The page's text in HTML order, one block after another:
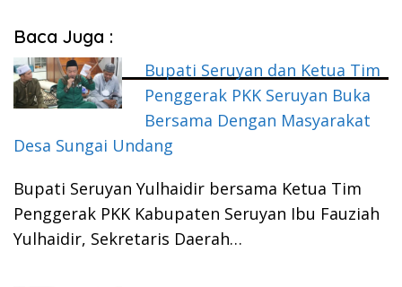
Baca Juga :
Bupati Seruyan dan Ketua Tim
Penggerak PKK Seruyan Buka
Bersama Dengan Masyarakat
Desa Sungai Undang
Bupati Seruyan Yulhaidir bersama Ketua Tim
Penggerak PKK Kabupaten Seruyan Ibu Fauziah
Yulhaidir, Sekretaris Daerah…